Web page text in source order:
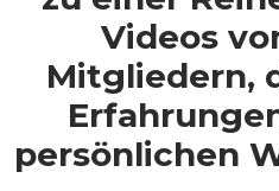
Videos
Mitgliedern,
persönlichen